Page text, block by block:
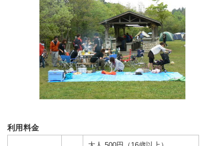
利用料金